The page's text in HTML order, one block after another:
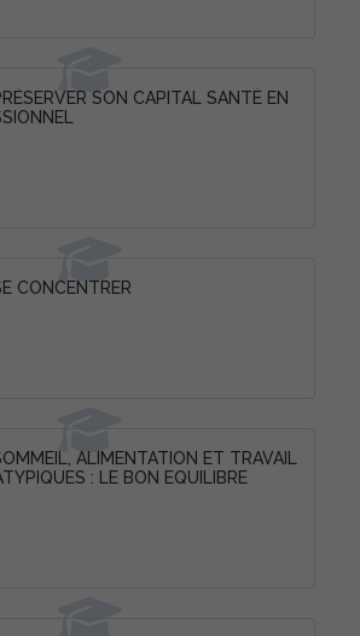
SON CAPITAL SANTÉ EN
CONCENTRER
ALIMENTATION ET TRAVAIL
: LE BON EQUILIBRE